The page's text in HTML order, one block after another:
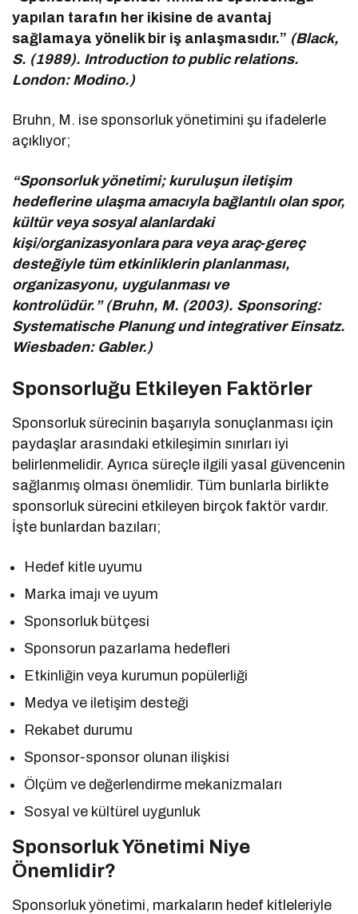
yapılan tarafın her ikisine de avantaj
sağlamaya yönelik bir iş anlaşmasıdır.” (Black,
S. (1989). Introduction to public relations.
London: Modino.)
Bruhn, M. ise sponsorluk yönetimini şu ifadelerle
açıklıyor;
“Sponsorluk yönetimi; kuruluşun iletişim
hedeflerine ulaşma amacıyla bağlantılı olan spor,
kültür veya sosyal alanlardaki
kişi/organizasyonlara para veya araç‑gereç
desteğiyle tüm etkinliklerin planlanması,
organizasyonu, uygulanması ve
kontrolüdür.” (Bruhn, M. (2003). Sponsoring:
Systematische Planung und integrativer Einsatz.
Wiesbaden: Gabler.)
Sponsorluğu Etkileyen Faktörler
Sponsorluk sürecinin başarıyla sonuçlanması için
paydaşlar arasındaki etkileşimin sınırları iyi
belirlenmelidir. Ayrıca süreçle ilgili yasal güvencenin
sağlanmış olması önemlidir. Tüm bunlarla birlikte
sponsorluk sürecini etkileyen birçok faktör vardır.
İşte bunlardan bazıları;
Hedef kitle uyumu
Marka imajı ve uyum
Sponsorluk bütçesi
Sponsorun pazarlama hedefleri
Etkinliğin veya kurumun popülerliği
Medya ve iletişim desteği
Rekabet durumu
Sponsor-sponsor olunan ilişkisi
Ölçüm ve değerlendirme mekanizmaları
Sosyal ve kültürel uygunluk
Sponsorluk Yönetimi Niye
Önemlidir?
Sponsorluk yönetimi, markaların hedef kitleleriyle